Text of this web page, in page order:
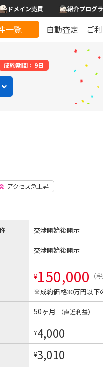
ドメイン売買 紹介プログ
一覧 自動査定 ご
成約期間：9日
アクセス急上昇
交渉開始後開示
交渉開始後開示
¥150,000 （
※成約価格30万円以下
50ヶ月 （直近利益）
¥4,000
¥3,010